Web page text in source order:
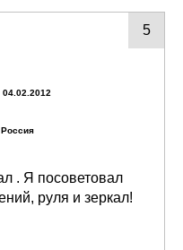
5
04.02.2012
. Я посоветовал
руля и зеркал!